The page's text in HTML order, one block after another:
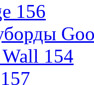
156
154